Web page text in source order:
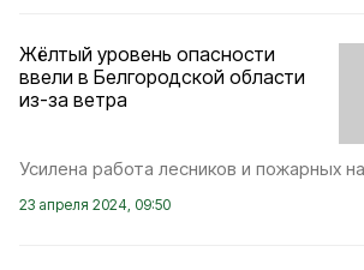
Жёлтый уровень опасности
ввели в Белгородской области
из-за ветра
Усилена работа лесников и пожарных
23 апреля 2024, 09:50